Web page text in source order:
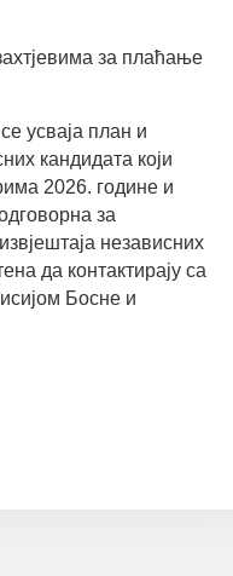
за плаћање
усваја план и
кандидата који
2026. године и
за
независних
да контактирају са
Босне и